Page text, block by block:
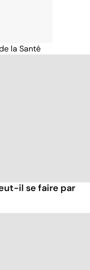
la Santé
il se faire par